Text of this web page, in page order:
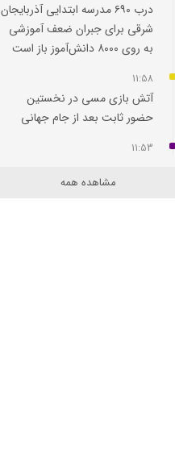
درب ۶۹۰ مدرسه ابتدایی آذربایجان
شرقی برای جبران ضعف آموزشی
به روی ۸۰۰۰ دانش‌آموز باز است
11:58
آتش‌ بازی مسی در نخستین
حضور ثابت بعد از جام جهانی
11:53
استان با جمهوری آذربایجان
مشاهده همه